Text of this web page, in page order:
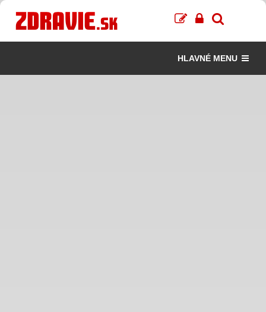
HLAVNÉ MENU